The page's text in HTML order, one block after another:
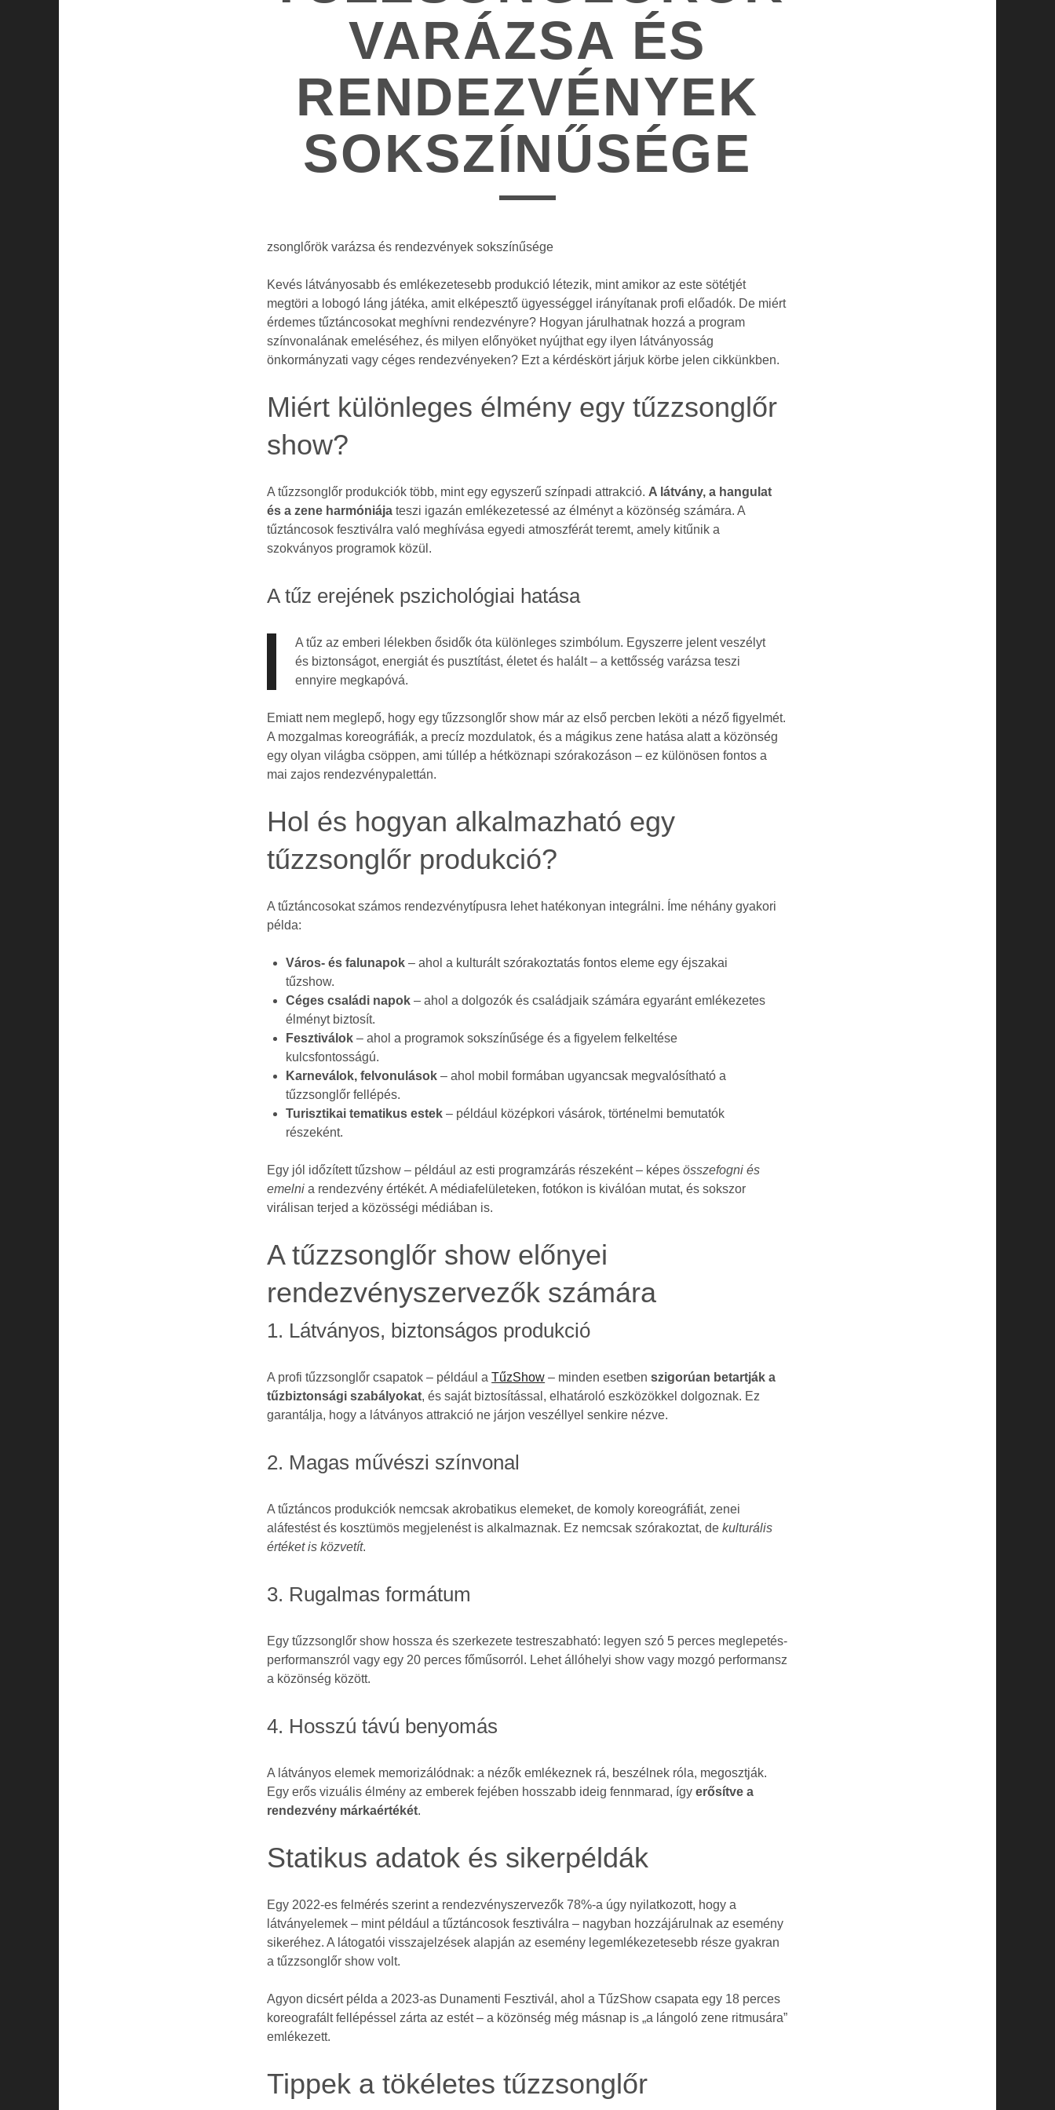
VARÁZSA ÉS
RENDEZVÉNYEK
SOKSZÍNŰSÉGE
zsonglőrök varázsa és rendezvények sokszínűsége
Kevés látványosabb és emlékezetesebb produkció létezik, mint amikor az este sötétjét
megtöri a lobogó láng játéka, amit elképesztő ügyességgel irányítanak profi előadók. De miért
érdemes tűztáncosokat meghívni rendezvényre? Hogyan járulhatnak hozzá a program
színvonalának emeléséhez, és milyen előnyöket nyújthat egy ilyen látványosság
önkormányzati vagy céges rendezvényeken? Ezt a kérdéskört járjuk körbe jelen cikkünkben.
Miért különleges élmény egy tűzzsonglőr
show?
A tűzzsonglőr produkciók több, mint egy egyszerű színpadi attrakció. A látvány, a hangulat
és a zene harmóniája teszi igazán emlékezetessé az élményt a közönség számára. A
tűztáncosok fesztiválra való meghívása egyedi atmoszférát teremt, amely kitűnik a
szokványos programok közül.
A tűz erejének pszichológiai hatása
A tűz az emberi lélekben ősidők óta különleges szimbólum. Egyszerre jelent veszélyt
és biztonságot, energiát és pusztítást, életet és halált – a kettősség varázsa teszi
ennyire megkapóvá.
Emiatt nem meglepő, hogy egy tűzzsonglőr show már az első percben leköti a néző figyelmét.
A mozgalmas koreográfiák, a precíz mozdulatok, és a mágikus zene hatása alatt a közönség
egy olyan világba csöppen, ami túllép a hétköznapi szórakozáson – ez különösen fontos a
mai zajos rendezvénypalettán.
Hol és hogyan alkalmazható egy
tűzzsonglőr produkció?
A tűztáncosokat számos rendezvénytípusra lehet hatékonyan integrálni. Íme néhány gyakori
példa:
Város- és falunapok – ahol a kulturált szórakoztatás fontos eleme egy éjszakai
tűzshow.
Céges családi napok – ahol a dolgozók és családjaik számára egyaránt emlékezetes
élményt biztosít.
Fesztiválok – ahol a programok sokszínűsége és a figyelem felkeltése
kulcsfontosságú.
Karneválok, felvonulások – ahol mobil formában ugyancsak megvalósítható a
tűzzsonglőr fellépés.
Turisztikai tematikus estek – például középkori vásárok, történelmi bemutatók
részeként.
Egy jól időzített tűzshow – például az esti programzárás részeként – képesösszefogni és
emelni a rendezvény értékét. A médiafelületeken, fotókon is kiválóan mutat, és sokszor
virálisan terjed a közösségi médiában is.
A tűzzsonglőr show előnyei
rendezvényszervezők számára
1. Látványos, biztonságos produkció
A profi tűzzsonglőr csapatok – például aTűzShow – minden esetbenszigorúan betartják a
tűzbiztonsági szabályokat, és saját biztosítással, elhatároló eszközökkel dolgoznak. Ez
garantálja, hogy a látványos attrakció ne járjon veszéllyel senkire nézve.
2. Magas művészi színvonal
A tűztáncos produkciók nemcsak akrobatikus elemeket, de komoly koreográfiát, zenei
aláfestést és kosztümös megjelenést is alkalmaznak. Ez nemcsak szórakoztat, dekulturális
értéket is közvetít.
3. Rugalmas formátum
Egy tűzzsonglőr show hossza és szerkezete testreszabható: legyen szó 5 perces meglepetés-
performanszról vagy egy 20 perces főműsorról. Lehet állóhelyi show vagy mozgó performansz
a közönség között.
4. Hosszú távú benyomás
A látványos elemek memorizálódnak: a nézők emlékeznek rá, beszélnek róla, megosztják.
Egy erős vizuális élmény az emberek fejében hosszabb ideig fennmarad, ígyerősítve a
rendezvény márkaértékét.
Statikus adatok és sikerpéldák
Egy 2022-es felmérés szerint a rendezvényszervezők 78%-a úgy nyilatkozott, hogy a
látványelemek – mint például a tűztáncosok fesztiválra – nagyban hozzájárulnak az esemény
sikeréhez. A látogatói visszajelzések alapján az esemény legemlékezetesebb része gyakran
a tűzzsonglőr show volt.
Agyon dicsért példa a 2023-as Dunamenti Fesztivál, ahol a TűzShow csapata egy 18 perces
koreografált fellépéssel zárta az estét – a közönség még másnap is „a lángoló zene ritmusára”
emlékezett.
Tippek a tökéletes tűzzsonglőr